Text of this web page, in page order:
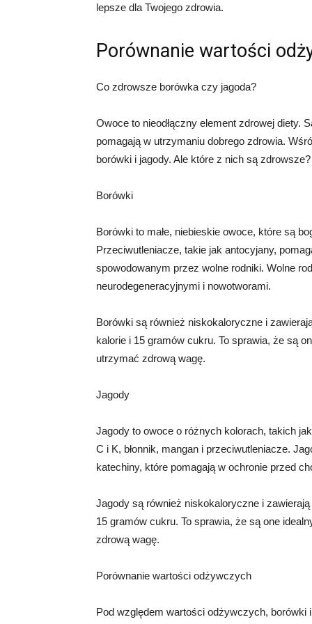
lepsze dla Twojego zdrowia.
Porównanie wartości
Co zdrowsze borówka czy jagoda?
Owoce to nieodłączny element zdrowej diety.
pomagają w utrzymaniu dobrego zdrowia.
borówki i jagody. Ale które z nich są
Borówki
Borówki to małe, niebieskie owoce, które są
Przeciwutleniacze, takie jak antocyjany,
spowodowanym przez wolne rodniki. Wolne
neurodegeneracyjnymi i nowotworami.
Borówki są również niskokaloryczne i
kalorie i 15 gramów cukru. To sprawia, że ​​są
utrzymać zdrową wagę.
Jagody
Jagody to owoce o różnych kolorach, takich
C i K, błonnik, mangan i przeciwutleniacze.
katechiny, które pomagają w ochronie przed
Jagody są również niskokaloryczne i
15 gramów cukru. To sprawia, że ​​są one
zdrową wagę.
Porównanie wartości odżywczych
Pod względem wartości odżywczych, borówki